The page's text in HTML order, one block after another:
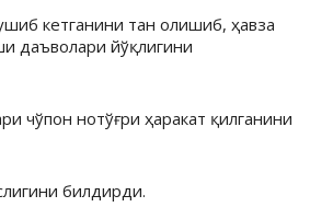
кетганини тан олишиб, ҳавза
даъволари йўқлигини
чўпон нотўғри ҳаракат қилганини
билдирди.